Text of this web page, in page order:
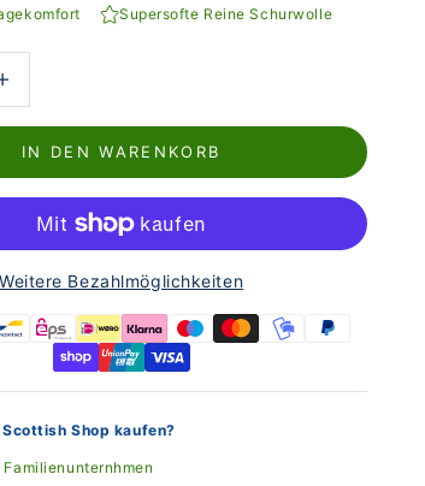
Supersofte Reine Schurwolle
IN DEN WARENKORB
Weitere Bezahlmöglichkeiten
Shop kaufen?